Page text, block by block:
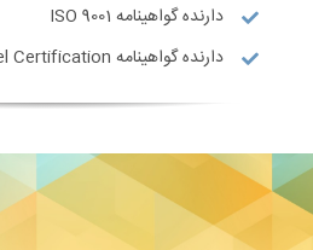
دارنده گواهینامه ISO 9001
دارنده گواهینامه Nobel Certification